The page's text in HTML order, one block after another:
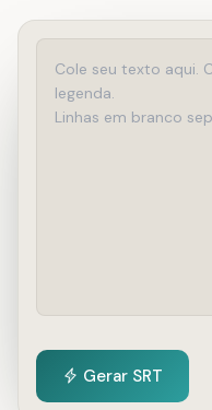
Gerar SRT